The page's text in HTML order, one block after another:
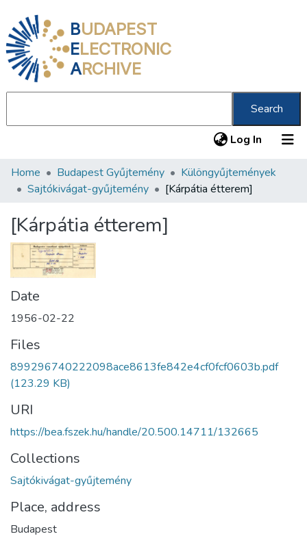
BUDAPEST
ELECTRONIC
ARCHIVE
Search
Log In (current)
Communities & Collections
Statistics
About us
Home Budapest Gyűjtemény
Különgyűjtemények
Sajtókivágat-gyűjtemény
[Kárpátia étterem]
[Kárpátia étterem]
Date
1956-02-22
Files
899296740222098ace8613fe842e4cf0fcf0603b.pdf
(123.29 KB)
URI
https://bea.fszek.hu/handle/20.500.14711/132665
Collections
Sajtókivágat-gyűjtemény
Place, address
Budapest